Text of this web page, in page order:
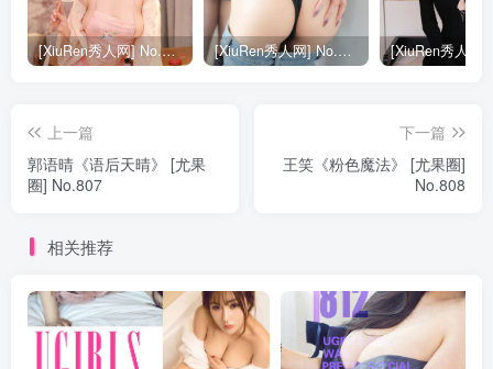
[XiuRen秀人网] No.9040 蛋蛋宝 妩媚美腿 [XiuRen秀人网] No.8668 模特合集
上一篇
郭语晴《语后天晴》 [尤果
圈] No.807
下一篇
王笑《粉色魔法》 [尤果圈]
No.808
相关推荐